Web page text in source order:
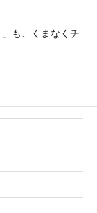
」も、くまなくチ